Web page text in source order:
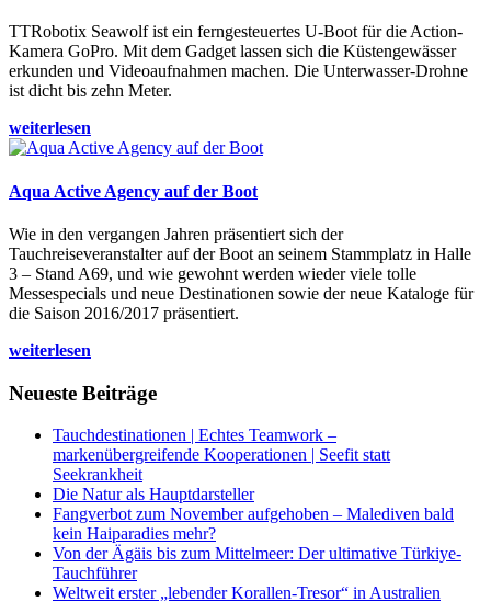
TTRobotix Seawolf ist ein ferngesteuertes U-Boot für die Action-
Kamera GoPro. Mit dem Gadget lassen sich die Küstengewässer
erkunden und Videoaufnahmen machen. Die Unterwasser-Drohne
ist dicht bis zehn Meter.
weiterlesen
Aqua Active Agency auf der Boot
Wie in den vergangen Jahren präsentiert sich der
Tauchreiseveranstalter auf der Boot an seinem Stammplatz in Halle
3 – Stand A69, und wie gewohnt werden wieder viele tolle
Messespecials und neue Destinationen sowie der neue Kataloge für
die Saison 2016/2017 präsentiert.
weiterlesen
Neueste Beiträge
Tauchdestinationen | Echtes Teamwork –
markenübergreifende Kooperationen | Seefit statt
Seekrankheit
Die Natur als Hauptdarsteller
Fangverbot zum November aufgehoben – Malediven bald
kein Haiparadies mehr?
Von der Ägäis bis zum Mittelmeer: Der ultimative Türkiye-
Tauchführer
Weltweit erster „lebender Korallen-Tresor“ in Australien